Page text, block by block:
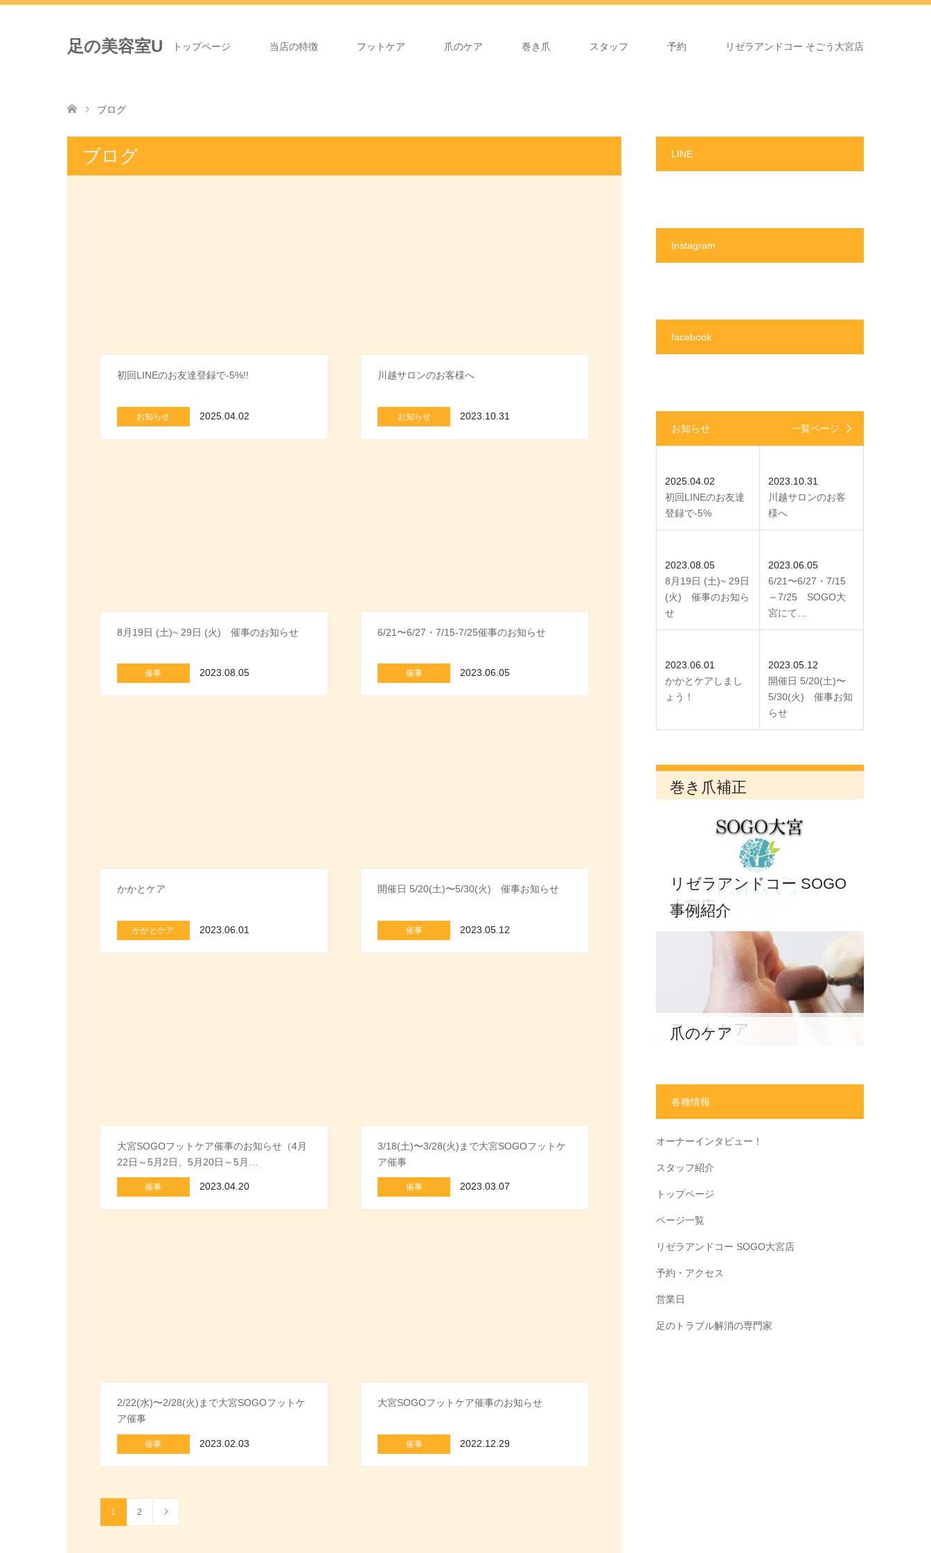
足の美容室U トップページ 当店の特徴 フットケア 爪のケア 巻き爪 スタッフ 予約 リゼラアンドコー そごう大宮店
ブログ
ブログ
初回LINEのお友達登録で-5%!!
お知らせ 2025.04.02
川越サロンのお客様へ
お知らせ 2023.10.31
8月19日 (土)~ 29日 (火) 催事のお知らせ
催事 2023.08.05
6/21〜6/27・7/15-7/25催事のお知らせ
催事 2023.06.05
かかとケア
かかとケア 2023.06.01
開催日 5/20(土)〜5/30(火) 催事お知らせ
催事 2023.05.12
大宮SOGOフットケア催事のお知らせ（4月
22日～5月2日、5月20日～5月…
催事 2023.04.20
3/18(土)〜3/28(火)まで大宮SOGOフットケ
ア催事
催事 2023.03.07
2/22(水)〜2/28(火)まで大宮SOGOフットケ
ア催事
催事 2023.02.03
大宮SOGOフットケア催事のお知らせ
催事 2022.12.29
1 2
LINE
Instagram
facebook
お知らせ 一覧ページ
2025.04.02
初回LINEのお友達
登録で-5%
2023.10.31
川越サロンのお客
様へ
2023.08.05
8月19日 (土)~ 29日
(火) 催事のお知ら
せ
2023.06.05
6/21〜6/27・7/15
～7/25 SOGO大
宮にて…
2023.06.01
かかとケアしまし
ょう！
2023.05.12
開催日 5/20(土)〜
5/30(火) 催事お知
らせ
MENU
巻き爪補正
リゼラアンドコー SOGO
大宮店
事例紹介
フットケア
爪のケア
各種情報
オーナーインタビュー！
スタッフ紹介
トップページ
ページ一覧
リゼラアンドコー SOGO大宮店
予約・アクセス
営業日
足のトラブル解消の専門家